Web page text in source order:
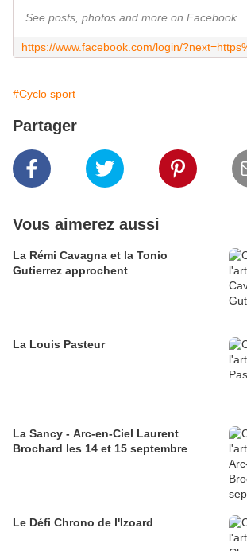
See posts, photos and more on Facebook.
#Cyclo sport
Partager
Vous aimerez aussi
La Rémi Cavagna et la Tonio
Gutierrez approchent
La Louis Pasteur
La Sancy - Arc-en-Ciel Laurent
Brochard les 14 et 15 septembre
Le Défi Chrono de l'Izoard